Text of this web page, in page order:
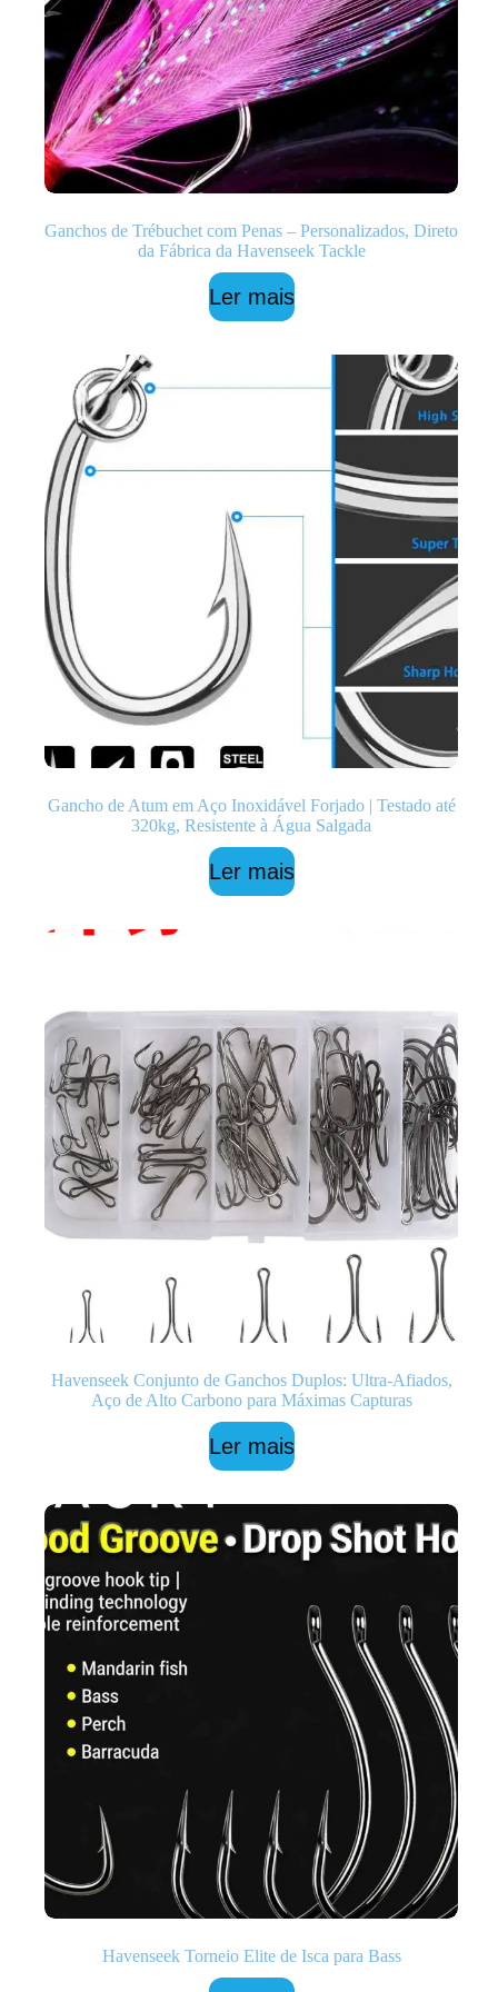
Ganchos de Trébuchet com Penas – Personalizados, Direto
da Fábrica da Havenseek Tackle
Ler mais
Gancho de Atum em Aço Inoxidável Forjado | Testado até
320kg, Resistente à Água Salgada
Ler mais
Havenseek Conjunto de Ganchos Duplos: Ultra-Afiados,
Aço de Alto Carbono para Máximas Capturas
Ler mais
Havenseek Torneio Elite de Isca para Bass